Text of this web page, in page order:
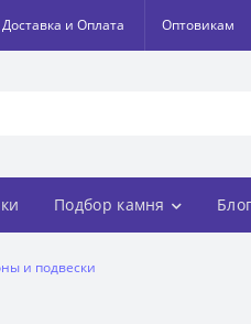
Доставка и Оплата Оптовикам
Подбор камня
и подвески